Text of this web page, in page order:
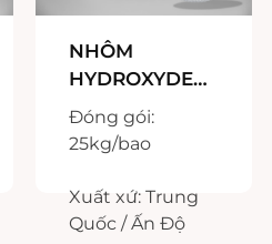
NHÔM
HYDROXYDE
USP / BP
Đóng gói:
25kg/bao
Xuất xứ: Trung
Quốc / Ấn Độ